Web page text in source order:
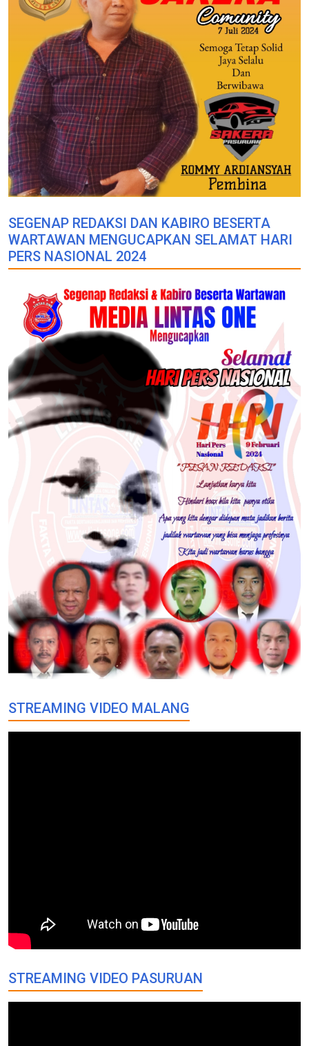
SEGENAP REDAKSI DAN KABIRO BESERTA
WARTAWAN MENGUCAPKAN SELAMAT HARI
PERS NASIONAL 2024
STREAMING VIDEO MALANG
STREAMING VIDEO PASURUAN